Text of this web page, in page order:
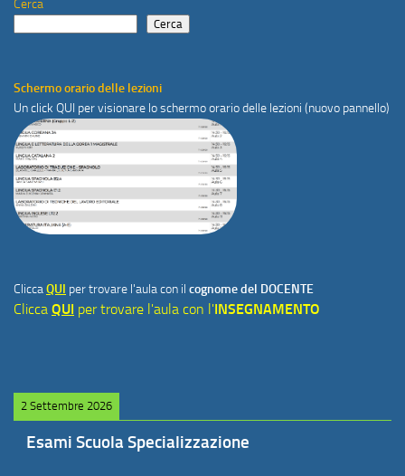
Cerca
Cerca
Schermo orario delle lezioni
Un click QUI per visionare lo schermo orario delle lezioni (nuovo pannello)
CliccaQUI per trovare l'aula con il cognome del DOCENTE
Clicca QUI per trovare l'aula con l'INSEGNAMENTO
2 Settembre 2026
Esami Scuola Specializzazione